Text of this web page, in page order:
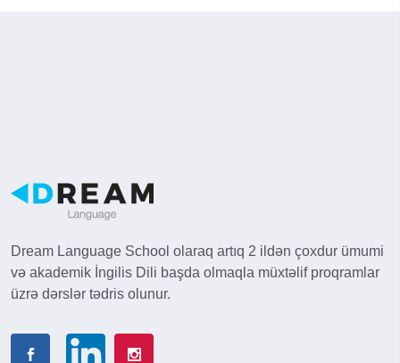
Dream Language School olaraq artıq 2 ildən çoxdur ümumi
və akademik İngilis Dili başda olmaqla müxtəlif proqramlar
üzrə dərslər tədris olunur.